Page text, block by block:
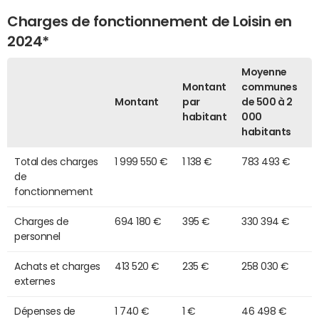
Charges de fonctionnement de Loisin en
2024*
Montant
Montant
par
habitant
Moyenne
communes
de 500 à 2
000
habitants
Total des charges
de
fonctionnement
1 999 550 € 1 138 € 783 493 €
Charges de
personnel
694 180 € 395 € 330 394 €
Achats et charges
externes
413 520 € 235 € 258 030 €
Dépenses de 1 740 € 1 € 46 498 €